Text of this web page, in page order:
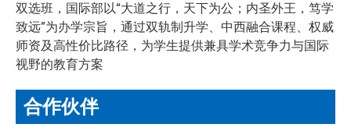
双选班，国际部以“大道之行，天下为公；内圣外王，笃学
致远”为办学宗旨，通过双轨制升学、中西融合课程、权威
师资及高性价比路径，为学生提供兼具学术竞争力与国际
视野的教育方案
合作伙伴